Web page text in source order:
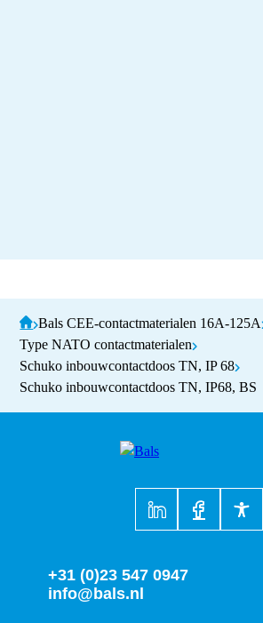
Bals CEE-contactmaterialen 16A-125A
Type NATO contactmaterialen
Schuko inbouwcontactdoos TN, IP 68
Schuko inbouwcontactdoos TN, IP68, BS
+31 (0)23 547 0947
info@bals.nl